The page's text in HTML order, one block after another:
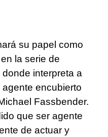
su papel como
la serie de
donde interpreta a
encubierto
Fassbender.
que ser agente
de actuar y